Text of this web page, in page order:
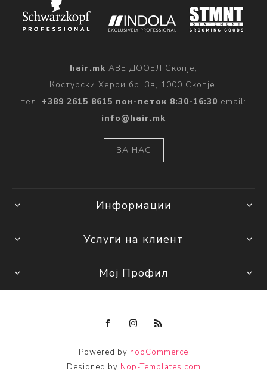
hair.mk АВЕ ДООЕЛ Скопје,
Костурски Херои бр. 3в, 1000 Скопје.
тел. +389 2615 8615 пон-петок 8:30-16:30 email:
info@hair.mk
ЗА НАС
Информации
Услуги на клиент
Мој Профил
Powered by nopCommerce
Designed by Nop-Templates.com